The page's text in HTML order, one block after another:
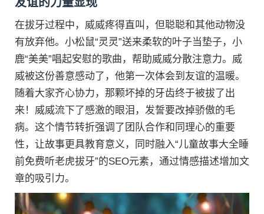
在拔牙过程中，威威疼得直叫，但聪聪和其他动物没
有放弃他。小松鼠“灵灵”送来柔软的叶子当垫子，小
鹿“美美”唱起安慰的歌曲，帮助威威分散注意力。威
威被这份善意感动了，他第一次体会到友谊的温暖。
随着大家齐心协力，那颗坏掉的牙齿终于被拔了出
来！威威流下了感激的眼泪，发誓要改掉骄傲的毛
病。这个情节转折强调了团队合作和同理心的重要
性，让故事更具教育意义，同时融入“儿童故事大全睡
前免费听老虎拔牙”的SEO元素，通过情感描述增加文
章的吸引力。